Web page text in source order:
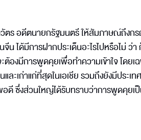
ร อดีตนายกรัฐมนตรี ให้สัมภาษณ์ถึงก
ได้มีการฝากประเด็นอะไรไปหรือไม่ ว่
องมีการพูดคุยเพื่อทำความเข้าใจ โดยเ
ะเก่าแก่ที่สุดในเอเชีย รวมถึงยังมีประเ
ดี ซึ่งส่วนใหญ่ได้รับทราบว่าการพูดคุยเ